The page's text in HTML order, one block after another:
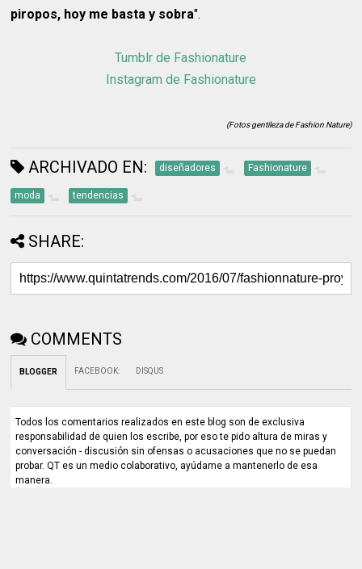
piropos, hoy me basta y sobra".
Tumblr de Fashionature
Instagram de Fashionature
(Fotos gentileza de Fashion Nature)
ARCHIVADO EN: diseñadores Fashionature
moda tendencias
SHARE:
COMMENTS
BLOGGER FACEBOOK: DISQUS
Todos los comentarios realizados en este blog son de exclusiva
responsabilidad de quien los escribe, por eso te pido altura de miras y
conversación - discusión sin ofensas o acusaciones que no se puedan
probar. QT es un medio colaborativo, ayúdame a mantenerlo de esa
manera.